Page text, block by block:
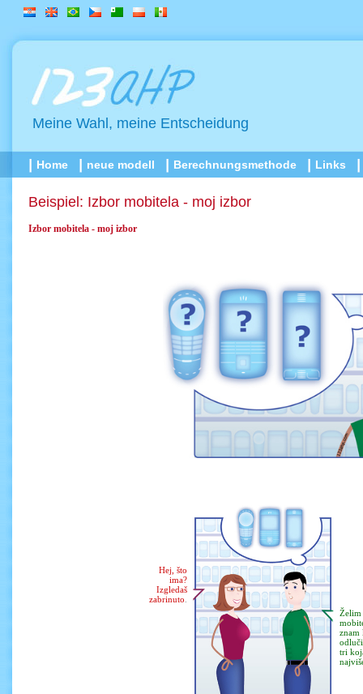
Meine Wahl, meine Entscheidung
Home neue modell Berechnungsmethode Links
Beispiel: Izbor mobitela - moj izbor
Izbor mobitela - moj izbor
Hej, što
ima?
Izgledaš
zabrinuto
znam
tri